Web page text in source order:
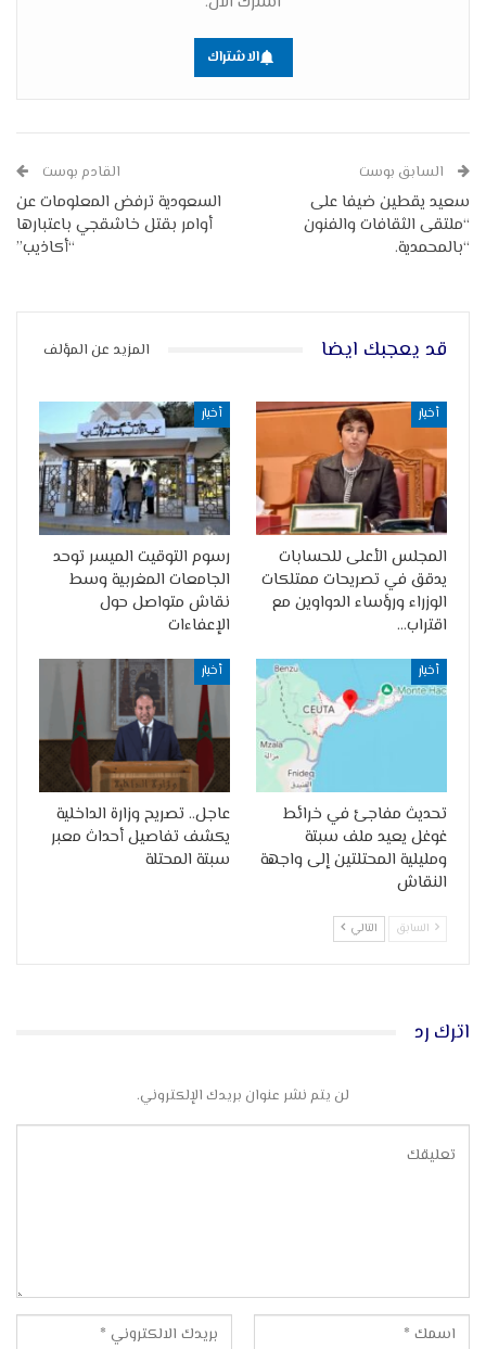
الاشتراك
السابق بوست
سعيد يقطين ضيفا على
“ملتقى الثقافات والفنون
“بالمحمدية.
القادم بوست
السعودية ترفض المعلومات عن
أوامر بقتل خاشقجي باعتبارها
“أكاذيب”
قد يعجبك ايضا المزيد عن المؤلف
أخبار
المجلس الأعلى للحسابات
يدقق في تصريحات ممتلكات
الوزراء ورؤساء الدواوين مع
اقتراب…
أخبار
رسوم التوقيت الميسر توحد
الجامعات المغربية وسط
نقاش متواصل حول
الإعفاءات
أخبار
تحديث مفاجئ في خرائط
غوغل يعيد ملف سبتة
ومليلية المحتلتين إلى واجهة
النقاش
أخبار
عاجل.. تصريح وزارة الداخلية
يكشف تفاصيل أحداث معبر
سبتة المحتلة
السابق التالي
اترك رد
لن يتم نشر عنوان بريدك الإلكتروني.